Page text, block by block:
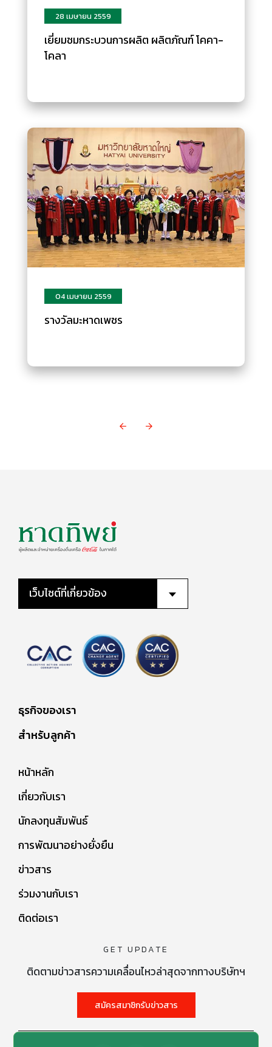
28 เมษายน 2559
เยี่ยมชมกระบวนการผลิต ผลิตภัณฑ์ โคคา-
โคลา
04 เมษายน 2559
รางวัลมะหาดเพชร
เว็บไซต์ที่เกี่ยวข้อง
ธุรกิจของเรา
สำหรับลูกค้า
หน้าหลัก
เกี่ยวกับเรา
นักลงทุนสัมพันธ์
การพัฒนาอย่างยั่งยืน
ข่าวสาร
ร่วมงานกับเรา
ติดต่อเรา
GET UPDATE
ติดตามข่าวสารความเคลื่อนไหวล่าสุดจากทางบริษัทฯ
สมัครสมาชิกรับข่าวสาร